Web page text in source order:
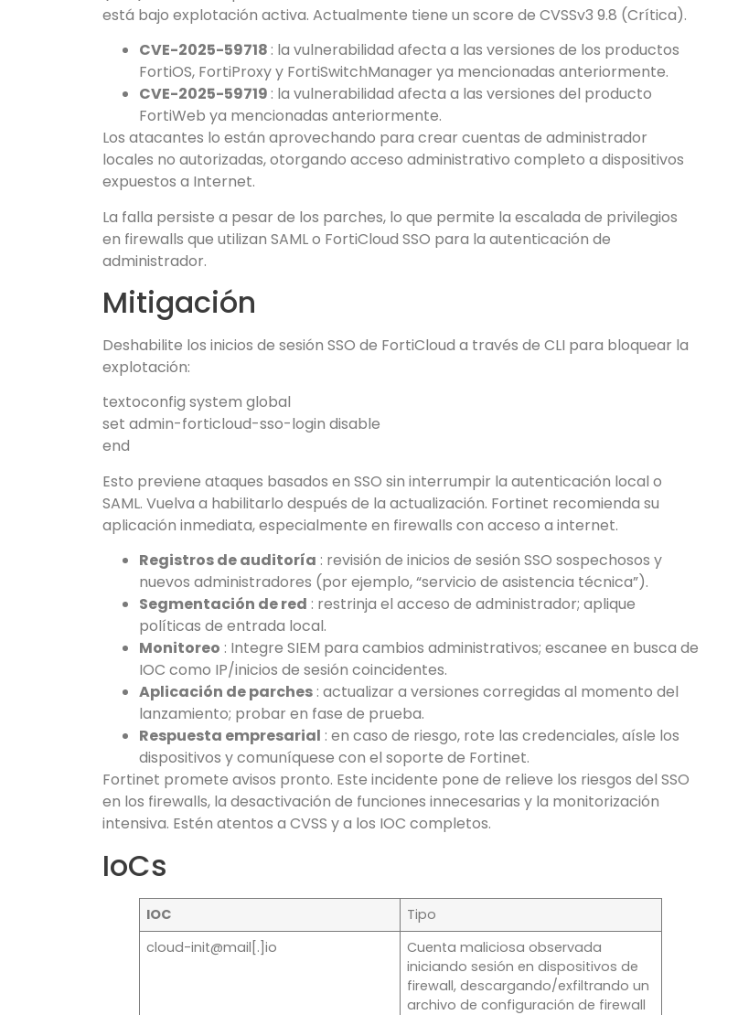
está bajo explotación activa. Actualmente tiene un score de CVSSv3 9.8 (Crítica).
CVE-2025-59718 : la vulnerabilidad afecta a las versiones de los productos
FortiOS, FortiProxy y FortiSwitchManager ya mencionadas anteriormente.
CVE-2025-59719 : la vulnerabilidad afecta a las versiones del producto
FortiWeb ya mencionadas anteriormente.
Los atacantes lo están aprovechando para crear cuentas de administrador
locales no autorizadas, otorgando acceso administrativo completo a dispositivos
expuestos a Internet.
La falla persiste a pesar de los parches, lo que permite la escalada de privilegios
en firewalls que utilizan SAML o FortiCloud SSO para la autenticación de
administrador.
Mitigación
Deshabilite los inicios de sesión SSO de FortiCloud a través de CLI para bloquear la
explotación:
textoconfig system global
set admin-forticloud-sso-login disable
end
Esto previene ataques basados ​​en SSO sin interrumpir la autenticación local o
SAML. Vuelva a habilitarlo después de la actualización. Fortinet recomienda su
aplicación inmediata, especialmente en firewalls con acceso a internet.
Registros de auditoría : revisión de inicios de sesión SSO sospechosos y
nuevos administradores (por ejemplo, “servicio de asistencia técnica”).
Segmentación de red : restrinja el acceso de administrador; aplique
políticas de entrada local.
Monitoreo : Integre SIEM para cambios administrativos; escanee en busca de
IOC como IP/inicios de sesión coincidentes.
Aplicación de parches : actualizar a versiones corregidas al momento del
lanzamiento; probar en fase de prueba.
Respuesta empresarial : en caso de riesgo, rote las credenciales, aísle los
dispositivos y comuníquese con el soporte de Fortinet.
Fortinet promete avisos pronto. Este incidente pone de relieve los riesgos del SSO
en los firewalls, la desactivación de funciones innecesarias y la monitorización
intensiva. Estén atentos a CVSS y a los IOC completos.
IoCs
IOC
Tipo
cloud-init@mail[.]io
Cuenta maliciosa observada
iniciando sesión en dispositivos de
firewall, descargando/exfiltrando un
archivo de configuración de firewall